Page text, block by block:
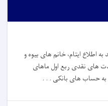
اطلاع ایتام، خانم های بیوه و
های نقدی ربع اول ماهای
به حساب های بانکی . . .